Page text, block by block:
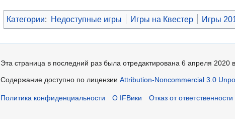
Категории: Недоступные игры Игры на Квестер Игры
Эта страница в последний раз была отредактирована 6 апреля 2020
Содержание доступно по лицензииAttribution-Noncommercial 3.0
Политика конфиденциальности О IFВики Отказ от ответственности